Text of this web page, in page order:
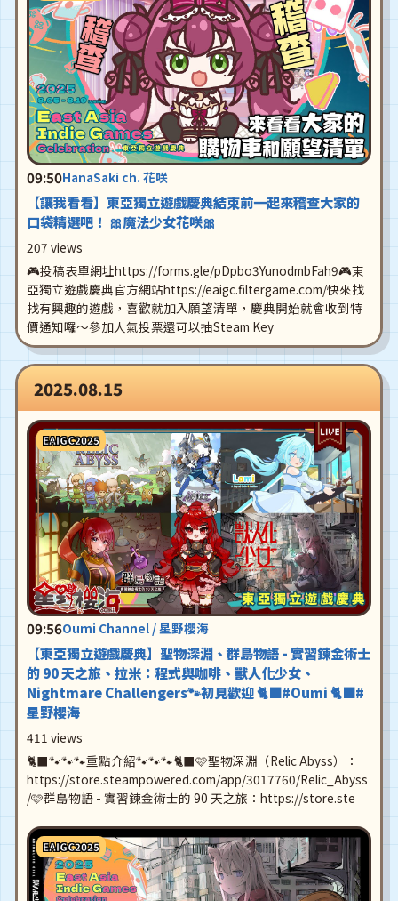
09:50HanaSaki ch. 花咲
【讓我看看】東亞獨立遊戲慶典結束前一起來稽查大家的
口袋精選吧！ 🎀魔法少女花咲🎀
207 views
🎮投稿表單網址https://forms.gle/pDpbo3YunodmbFah9🎮東
亞獨立遊戲慶典官方網站https://eaigc.filtergame.com/快來找
找有興趣的遊戲，喜歡就加入願望清單，慶典開始就會收到特
價通知囉～參加人氣投票還可以抽Steam Key
2025.08.15
EAIGC2025
09:56Oumi Channel / 星野櫻海
【東亞獨立遊戲慶典】聖物深淵、群島物語 - 實習鍊金術士
的 90 天之旅、拉米：程式與咖啡、獸人化少女、
Nightmare Challengers🐾初見歡迎 🐈‍⬛#Oumi 🐈‍⬛#
星野櫻海
411 views
🐈‍⬛🐾🐾🐾重點介紹🐾🐾🐾🐈‍⬛🩷聖物深淵（Relic Abyss）：
https://store.steampowered.com/app/3017760/Relic_Abyss
/🩷群島物語 - 實習鍊金術士的 90 天之旅：https://store.ste
EAIGC2025